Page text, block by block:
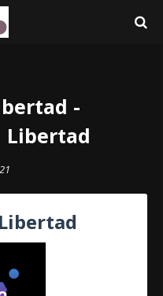
-
Libertad